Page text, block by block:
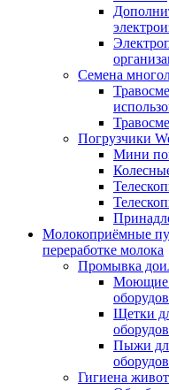
Семена
Погрузчики
Мини
Молокоприёмные
переработке молока
Промывка
Моющие
Щетки
Пыжи
Гигиена